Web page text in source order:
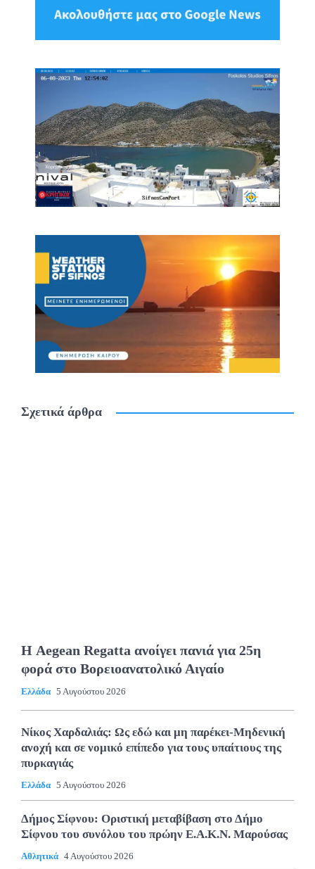
Σχετικά άρθρα
Η Aegean Regatta ανοίγει πανιά για 25η
φορά στο Βορειοανατολικό Αιγαίο
Ελλάδα 5 Αυγούστου 2026
Νίκος Χαρδαλιάς: Ως εδώ και μη παρέκει-Μηδενική
ανοχή και σε νομικό επίπεδο για τους υπαίτιους της
πυρκαγιάς
Ελλάδα 5 Αυγούστου 2026
Δήμος Σίφνου: Οριστική μεταβίβαση στο Δήμο
Σίφνου του συνόλου του πρώην Ε.Α.Κ.Ν. Μαρούσας
Αθλητικά 4 Αυγούστου 2026